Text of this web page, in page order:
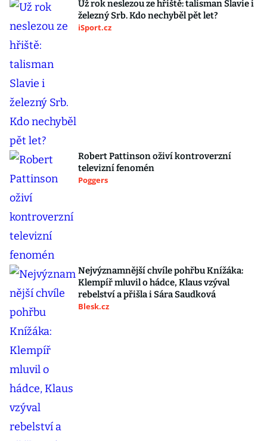
Už rok neslezou ze hřiště: talisman Slavie i
železný Srb. Kdo nechyběl pět let?
iSport.cz
Robert Pattinson oživí kontroverzní
televizní fenomén
Poggers
Nejvýznamnější chvíle pohřbu Knížáka:
Klempíř mluvil o hádce, Klaus vzýval
rebelství a přišla i Sára Saudková
Blesk.cz